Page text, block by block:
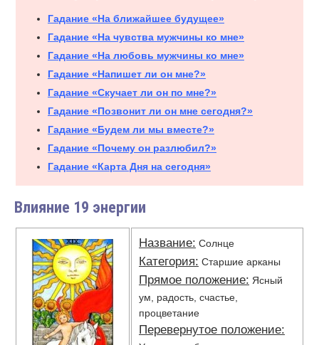
Гадание «На ближайшее будущее»
Гадание «На чувства мужчины ко мне»
Гадание «На любовь мужчины ко мне»
Гадание «Напишет ли он мне?»
Гадание «Скучает ли он по мне?»
Гадание «Позвонит ли он мне сегодня?»
Гадание «Будем ли мы вместе?»
Гадание «Почему он разлюбил?»
Гадание «Карта Дня на сегодня»
Влияние 19 энергии
Название: Солнце
Категория: Старшие арканы
Прямое положение: Ясный
ум, радость, счастье,
процветание
Перевернутое положение: